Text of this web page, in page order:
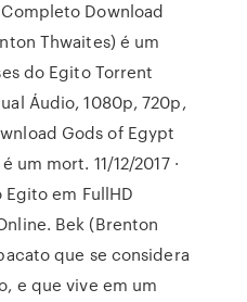
Completo Download
Thwaites) é um
do Egito Torrent
Áudio, 1080p, 720p,
Gods of Egypt
um mort. 11/12/2017 ·
em FullHD
Bek (Brenton
que se considera
e que vive em um